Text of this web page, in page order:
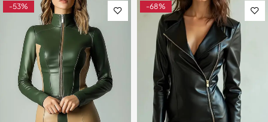
-53% -68%